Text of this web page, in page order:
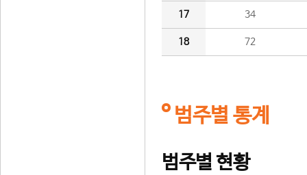
17 34
18 72
범주별 통계
범주별 현황